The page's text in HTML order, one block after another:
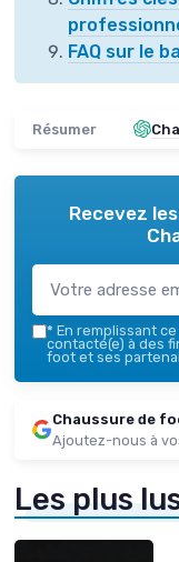
FAQ sur le
Résumer
Recevez
* En remplissant ce
contacté(e) à des
foot et ses
Chaussure de
Ajoutez-nous à
Les plus